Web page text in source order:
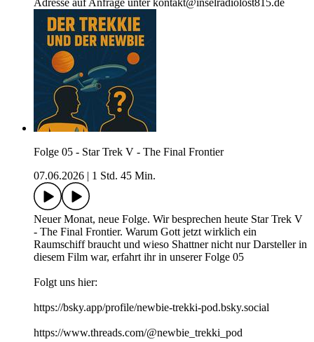
Adresse auf Anfrage unter kontakt@inselradiolost815.de
Folge 05 - Star Trek V - The Final Frontier
07.06.2026
1 Std. 45 Min.
Neuer Monat, neue Folge. Wir besprechen heute Star Trek V
- The Final Frontier. Warum Gott jetzt wirklich ein
Raumschiff braucht und wieso Shattner nicht nur Darsteller in
diesem Film war, erfahrt ihr in unserer Folge 05
Folgt uns hier:
https://bsky.app/profile/newbie-trekki-pod.bsky.social
https://www.threads.com/@newbie_trekki_pod